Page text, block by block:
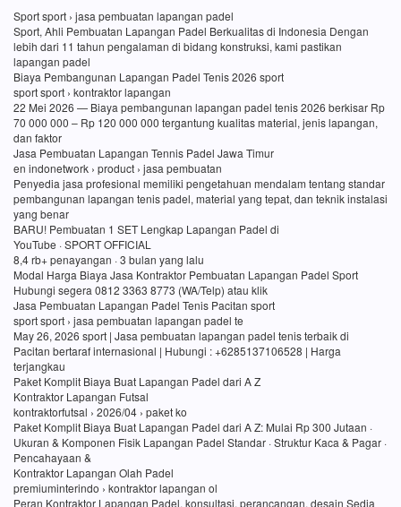
Sport sport › jasa pembuatan lapangan padel
Sport, Ahli Pembuatan Lapangan Padel Berkualitas di Indonesia Dengan
lebih dari 11 tahun pengalaman di bidang konstruksi, kami pastikan
lapangan padel
Biaya Pembangunan Lapangan Padel Tenis 2026 sport
sport sport › kontraktor lapangan
22 Mei 2026 — Biaya pembangunan lapangan padel tenis 2026 berkisar Rp
70 000 000 – Rp 120 000 000 tergantung kualitas material, jenis lapangan,
dan faktor
Jasa Pembuatan Lapangan Tennis Padel Jawa Timur
en indonetwork › product › jasa pembuatan
Penyedia jasa profesional memiliki pengetahuan mendalam tentang standar
pembangunan lapangan tenis padel, material yang tepat, dan teknik instalasi
yang benar
BARU! Pembuatan 1 SET Lengkap Lapangan Padel di
YouTube · SPORT OFFICIAL
8,4 rb+ penayangan · 3 bulan yang lalu
Modal Harga Biaya Jasa Kontraktor Pembuatan Lapangan Padel Sport
Hubungi segera 0812 3363 8773 (WA/Telp) atau klik
Jasa Pembuatan Lapangan Padel Tenis Pacitan sport
sport sport › jasa pembuatan lapangan padel te
May 26, 2026 sport | Jasa pembuatan lapangan padel tenis terbaik di
Pacitan bertaraf internasional | Hubungi : +6285137106528 | Harga
terjangkau
Paket Komplit Biaya Buat Lapangan Padel dari A Z
Kontraktor Lapangan Futsal
kontraktorfutsal › 2026/04 › paket ko
Paket Komplit Biaya Buat Lapangan Padel dari A Z: Mulai Rp 300 Jutaan ·
Ukuran & Komponen Fisik Lapangan Padel Standar · Struktur Kaca & Pagar ·
Pencahayaan &
Kontraktor Lapangan Olah Padel
premiuminterindo › kontraktor lapangan ol
Peran Kontraktor Lapangan Padel, konsultasi, perancangan, desain Sedia